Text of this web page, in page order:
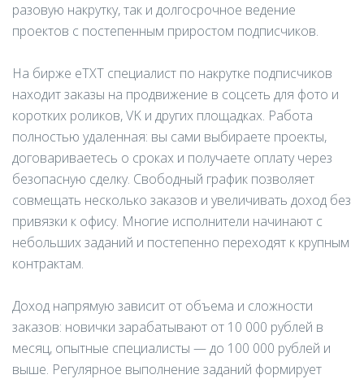
разовую накрутку, так и долгосрочное ведение
проектов с постепенным приростом подписчиков.
На бирже eTXT специалист по накрутке подписчиков
находит заказы на продвижение в соцсеть для фото и
коротких роликов, VK и других площадках. Работа
полностью удаленная: вы сами выбираете проекты,
договариваетесь о сроках и получаете оплату через
безопасную сделку. Свободный график позволяет
совмещать несколько заказов и увеличивать доход без
привязки к офису. Многие исполнители начинают с
небольших заданий и постепенно переходят к крупным
контрактам.
Доход напрямую зависит от объема и сложности
заказов: новички зарабатывают от 10 000 рублей в
месяц, опытные специалисты — до 100 000 рублей и
выше. Регулярное выполнение заданий формирует